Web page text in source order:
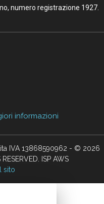
numero registrazione 1927.
informazioni
IVA 13868590962 - © 2026
ISP AWS
sito